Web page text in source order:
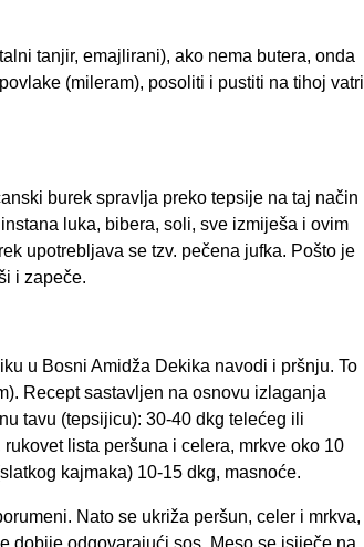
tanjir, emajlirani), ako nema butera, onda
(mileram), posoliti i pustiti na tihoj vatri
burek spravlja preko tepsije na taj način
luka, bibera, soli, sve izmiješa i ovim
upotrebljava se tzv. pečena jufka. Pošto je
i zapeče.
u Bosni Amidža Dekika navodi i pršnju. To
Recept sastavljen na osnovu izlaganja
tavu (tepsijicu): 30-40 dkg telećeg ili
lista peršuna i celera, mrkve oko 10
kajmaka) 10-15 dkg, masnoće.
Nato se ukriža peršun, celer i mrkva,
dobije odgovarajući sos. Meso se isiječe na